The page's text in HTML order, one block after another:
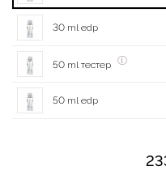
30 ml edp
50 ml тестер
50 ml edp